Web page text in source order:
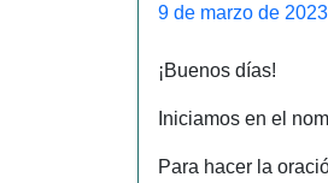
Publicado
9 de marzo de 2023
¡Buenos días!
Iniciamos en el
Para hacer la